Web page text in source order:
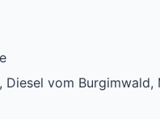
Diesel vom